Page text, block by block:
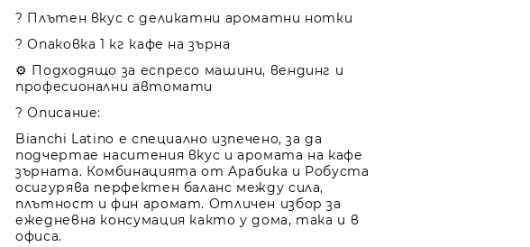
? Плътен вкус с деликатни ароматни нотки
? Опаковка 1 кг кафе на зърна
⚙️ Подходящо за еспресо машини, вендинг и
професионални автомати
? Описание:
Bianchi Latino е специално изпечено, за да
подчертае наситения вкус и аромата на кафе
зърната. Комбинацията от Арабика и Робуста
осигурява перфектен баланс между сила,
плътност и фин аромат. Отличен избор за
ежедневна консумация както у дома, така и в
офиса.